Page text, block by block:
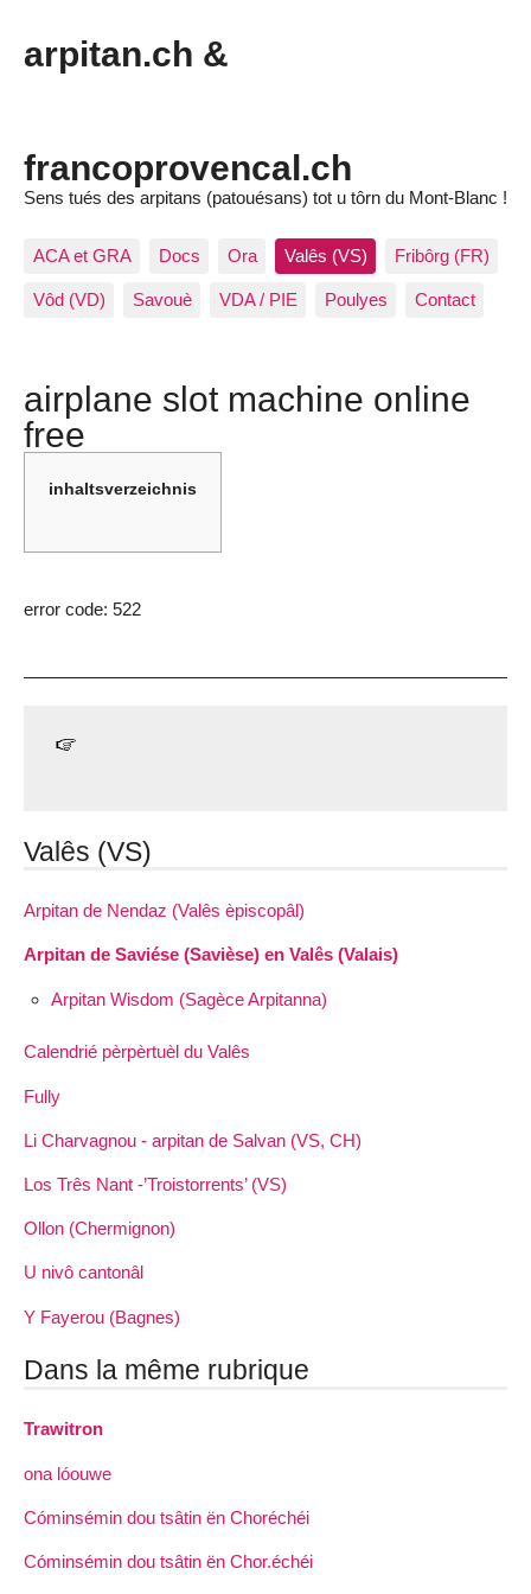
arpitan.ch &
francoprovencal.ch
Sens tués des arpitans (patouésans) tot u tôrn du Mont-Blanc !
ACA et GRA Docs Ora Valês (VS) Fribôrg (FR)
Vôd (VD) Savouè VDA / PIE Poulyes Contact
airplane slot machine online
free
inhaltsverzeichnis
error code: 522
Valês (VS)
Arpitan de Nendaz (Valês èpiscopâl)
Arpitan de Saviése (Savièse) en Valês (Valais)
Arpitan Wisdom (Sagèce Arpitanna)
Calendrié pèrpèrtuèl du Valês
Fully
Li Charvagnou - arpitan de Salvan (VS, CH)
Los Três Nant -’Troistorrents’ (VS)
Ollon (Chermignon)
U nivô cantonâl
Y Fayerou (Bagnes)
Dans la même rubrique
Trawitron
ona lóouwe
Cóminsémin dou tsâtin ën Choréchéi
Cóminsémin dou tsâtin ën Chor.échéi